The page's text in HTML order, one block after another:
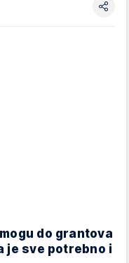
do grantova
je sve potrebno i